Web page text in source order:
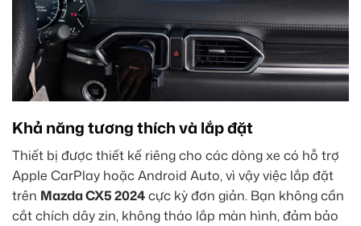
Khả năng tương thích và lắp đặt
Thiết bị được thiết kế riêng cho các dòng xe có hỗ trợ
Apple CarPlay hoặc Android Auto, vì vậy việc lắp đặt
trên Mazda CX5 2024cực kỳ đơn giản. Bạn không cần
cắt chích dây zin, không tháo lắp màn hình, đảm bảo